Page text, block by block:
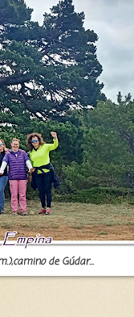
de Gúdar...